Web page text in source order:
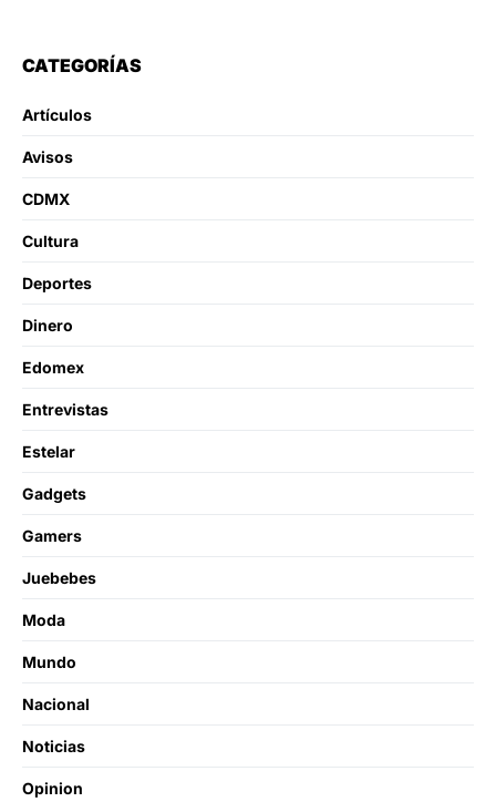
CATEGORÍAS
Artículos
Avisos
CDMX
Cultura
Deportes
Dinero
Edomex
Entrevistas
Estelar
Gadgets
Gamers
Juebebes
Moda
Mundo
Nacional
Noticias
Opinion